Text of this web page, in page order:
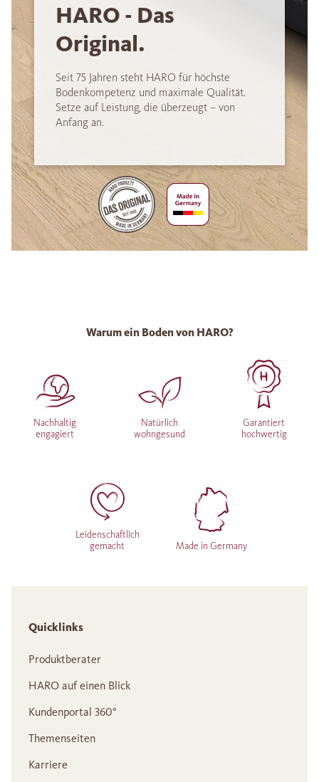
HARO - Das
Original.
Seit 75 Jahren steht HARO für höchste
Bodenkompetenz und maximale Qualität.
Setze auf Leistung, die überzeugt – von
Anfang an.
Warum ein Boden von HARO?
Nachhaltig
engagiert
Natürlich
wohngesund
Garantiert
hochwertig
Leidenschaftlich
gemacht
Made in Germany
Quicklinks
Produktberater
HARO auf einen Blick
Kundenportal 360°
Themenseiten
Karriere